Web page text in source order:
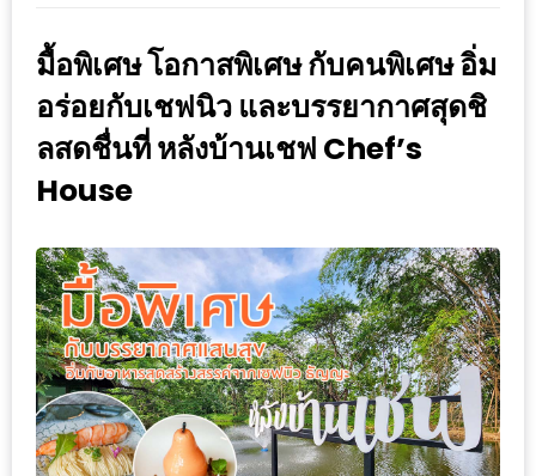
ฐานะ
อะไร
…
งาน
ที่
ครบ
ครั้ง
ช้อป
ชิ
ลล์
ชิม
มื้อพิเศษ โอกาสพิเศษ กับคนพิเศษ อิ่ม
อร่อยกับเชฟนิว และบรรยากาศสุดชิ
ลสดชื่นที่ หลังบ้านเชฟ Chef’s
House